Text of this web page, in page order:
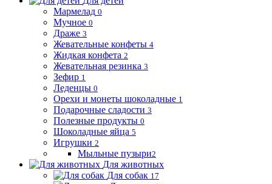
Мармелад 0
Мучное 0
Драже 3
Жевательные конфеты 4
Жидкая конфета 2
Жевательная резинка 3
Зефир 1
Леденцы 0
Орехи и монеты шоколадные 1
Подарочные сладости 3
Полезные продукты 0
Шоколадные яйца 5
Игрушки 2
Мыльные пузыри2
Для животных
Для собак 17